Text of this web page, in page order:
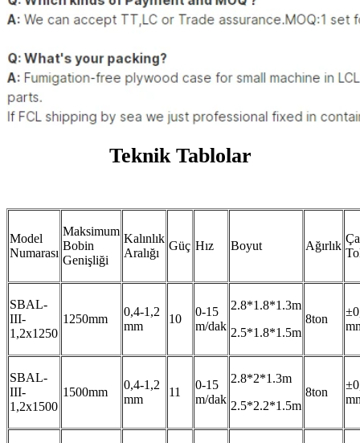
Teknik Tablolar
Model
Numarası
Maksimum
Bobin
Genişliği
Kalınlık
Aralığı
Güç Hız Boyut Ağırlık
SBAL-
III-
1,2x1250
1250mm
0,4-1,2
mm
10
0-15
m/dak
2.8*1.8*1.3m
2.5*1.8*1.5m
8ton
SBAL-
III-
1,2x1500
1500mm
0,4-1,2
mm
11
0-15
m/dak
2.8*2*1.3m
2.5*2.2*1.5m
8ton